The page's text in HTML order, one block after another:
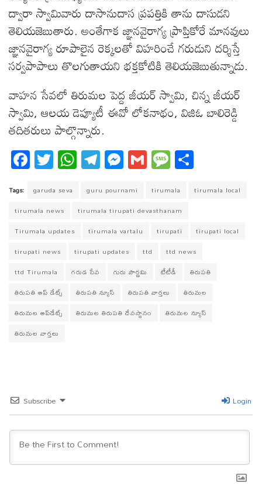
ద్వారా స్వామివారు దాసానుదాస ప్రపత్తికి తాను దాసుడని
తెలియజెబుతారు. అంతేగాక జ్ఞానవైరాగ్య ప్రాప్తికోరే మానవులు
జ్ఞానవైరాగ్య రూపాలైన రెక్కలతో విహరించే గరుడుని దర్శిస్తే
సర్వపాపాలు తొలగుతాయని భక్తకోటికి తెలియజెబుతున్నాడు.
వాహన సేవలో తిరుమల పెద్ద జీయర్ స్వామి, చిన్న జీయర్
స్వామి, ఆల‌య డెప్యూటీ ఈవో లోకనాథం, విజిఓ బాలిరెడ్డి
త‌దిత‌రులు పాల్గొన్నారు.
Fa
ce
bo
ok
T
wi
tt
er
W
ha
ts
A
pp
T
el
eg
ra
m
M
es
se
ng
er
G
m
ail
M
es
sa
ge
ha
re
Tags: garuda seva guru pournami tirumala
tirumala local
tirumala news
tirumala tirupati devasthanam
Tirumala updates
tirumala vartalu tirupati
tirupati local
tirupati news
tirupati updates ttd
ttd news
ttd Tirumala
గరుడ సేవ గురు పౌర్ణమి టీటీడీ
తిరుపతి
తిరుపతి అప్ డేట్స్
తిరుపతి న్యూస్ తిరుపతి వార్తలు
తిరుమల
తిరుమల అప్‌డేట్స్
తిరుమల తిరుపతి దేవస్థానం
తిరుమల న్యూస్
తిరుమల వార్తలు
Subscribe Login